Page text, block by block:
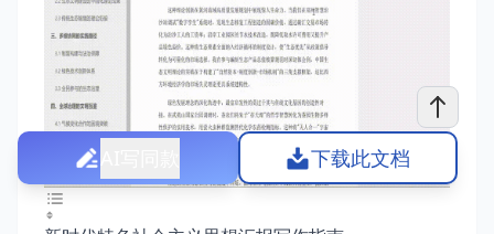
下载此文档